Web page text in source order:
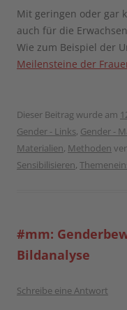
Mit geringen oder gar
auch für die
Wie zum Beispiel der
Meilensteine der
Dieser Beitrag wurde am
Gender - Links, Gender -
Materialien, Methoden
Sensibilisieren,
#mm:
Bildanalyse
Schreibe eine Antwort